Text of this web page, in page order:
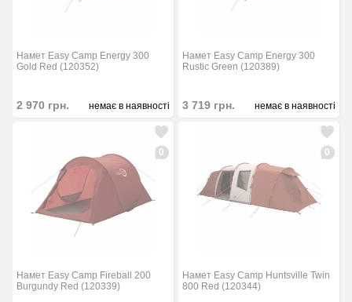
Намет Easy Camp Energy 300
Gold Red (120352)
2 970 грн. немає в наявності
Намет Easy Camp Energy 300
Rustic Green (120389)
3 719 грн. немає в наявності
0
Намет Easy Camp Fireball 200
Burgundy Red (120339)
0
Намет Easy Camp Huntsville Twin
800 Red (120344)